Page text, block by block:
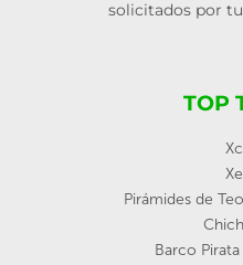
solicitados por
TOP
Pirámides de
Barco